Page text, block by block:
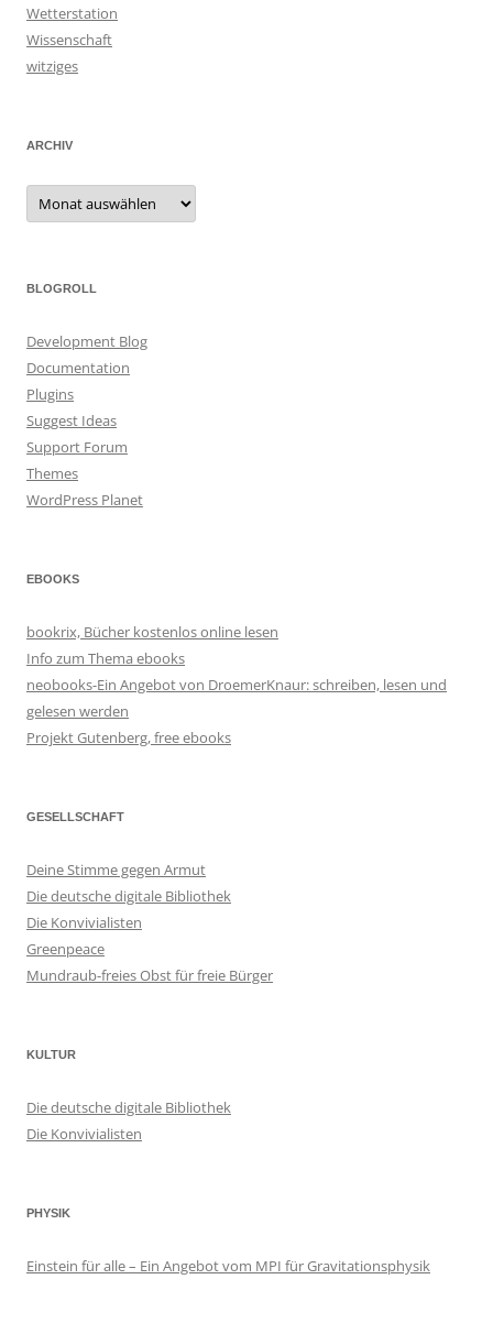
Wetterstation
Wissenschaft
witziges
ARCHIV
Archiv
BLOGROLL
Development Blog
Documentation
Plugins
Suggest Ideas
Support Forum
Themes
WordPress Planet
EBOOKS
bookrix, Bücher kostenlos online lesen
Info zum Thema ebooks
neobooks-Ein Angebot von DroemerKnaur: schreiben, lesen und
gelesen werden
Projekt Gutenberg, free ebooks
GESELLSCHAFT
Deine Stimme gegen Armut
Die deutsche digitale Bibliothek
Die Konvivialisten
Greenpeace
Mundraub-freies Obst für freie Bürger
KULTUR
Die deutsche digitale Bibliothek
Die Konvivialisten
PHYSIK
Einstein für alle – Ein Angebot vom MPI für Gravitationsphysik